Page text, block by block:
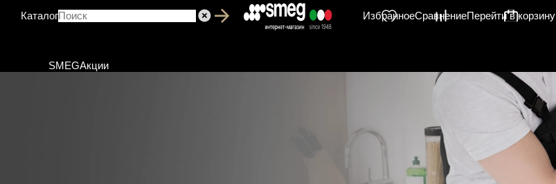
Каталог ИзбранноеСравнениеПерейти в корзину
SMEGАкции